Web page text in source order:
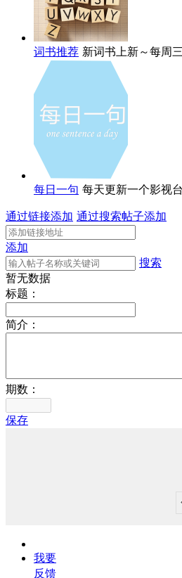
词书推荐 新词书上新～每周
每日一句 每天更新一个影视
通过链接添加 通过搜索帖子添加
添加
搜索
暂无数据
标题：
简介：
期数：
保存
我要
反馈